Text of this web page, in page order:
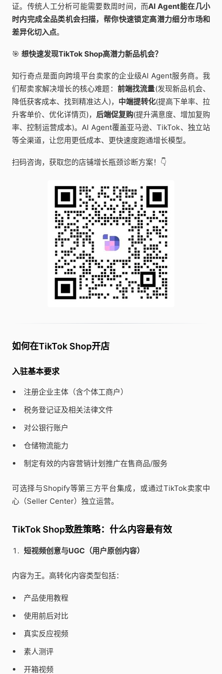
证。传统人工分析可能需要数周时间，而AI Agent能在几小
时内完成全品类机会扫描，帮你快速锁定高潜力细分市场和
差异化切入点。
🎯 想快速发现TikTok Shop高潜力新品机会？
知行奇点是面向跨境平台卖家的企业级AI Agent服务商。我
们帮卖家解决增长的核心难题： 前端找流量(发现新品机会、
降低获客成本、找到精准达人)， 中端提转化(提高下单率、拉
升客单价、优化详情页)， 后端促复购(提升满意度、增加复购
率、控制运营成本)。AI Agent覆盖亚马逊、TikTok、独立站
等全渠道，让您用更低成本、更快速度跑通增长模型。
扫码咨询，获取您的店铺增长瓶颈诊断方案！👇
如何在TikTok Shop开店
入驻基本要求
注册企业主体（含个体工商户）
税务登记证及相关法律文件
对公银行账户
仓储物流能力
制定有效的内容营销计划推广在售商品/服务
可选择与Shopify等第三方平台集成，或通过TikTok卖家中
心（Seller Center）独立运营。
TikTok Shop致胜策略：什么内容最有效
短视频创意与UGC（用户原创内容）
内容为王。高转化内容类型包括：
产品使用教程
使用前后对比
真实反应视频
素人测评
开箱视频